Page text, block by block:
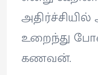
உறைந்து
கணவன்.